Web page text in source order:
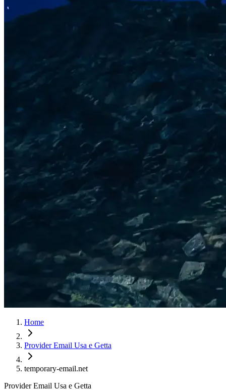
Home
Provider Email Usa e Getta
temporary-email.net
Provider Email Usa e Getta